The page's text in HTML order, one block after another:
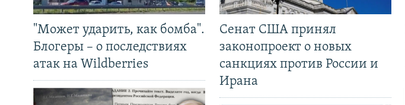
"Может ударить, как бомба".
Блогеры – о последствиях
атак на Wildberries
Сенат США принял
законопроект о новых
санкциях против России и
Ирана